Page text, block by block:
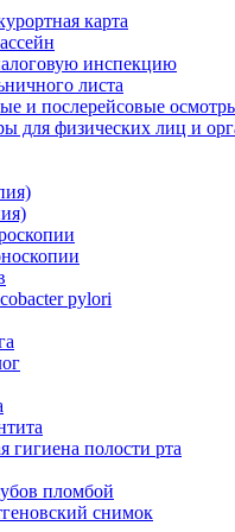
карта
инспекцию
листа
и послерейсовые
для физических лиц и
pylori
гигиена полости рта
пломбой
снимок